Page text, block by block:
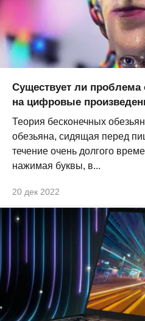
Существует ли проблема
на цифровые
Теория бесконечных
обезьяна, сидящая перед
течение очень долгого
нажимая буквы, в...
20 дек 2022